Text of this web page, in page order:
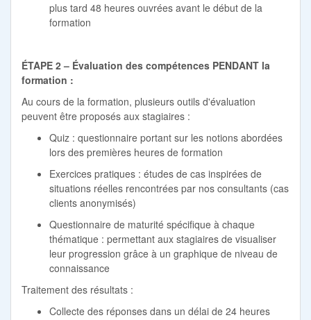
plus tard 48 heures ouvrées avant le début de la
formation
ÉTAPE 2 – Évaluation des compétences PENDANT la
formation :
Au cours de la formation, plusieurs outils d'évaluation
peuvent être proposés aux stagiaires :
Quiz : questionnaire portant sur les notions abordées
lors des premières heures de formation
Exercices pratiques : études de cas inspirées de
situations réelles rencontrées par nos consultants (cas
clients anonymisés)
Questionnaire de maturité spécifique à chaque
thématique : permettant aux stagiaires de visualiser
leur progression grâce à un graphique de niveau de
connaissance
Traitement des résultats :
Collecte des réponses dans un délai de 24 heures